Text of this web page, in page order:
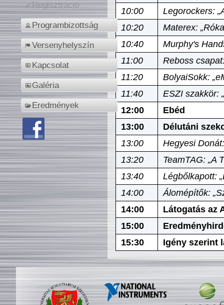
Regisztráció
Programbizottság
Versenyhelyszín
Kapcsolat
Galéria
Eredmények
10:00
Legorockers:
10:20
Materex:
10:40
Murphy's
11:00
Reboss
11:20
BolyaiSokk:
11:40
ESZI szakkör:
12:00
Ebéd
13:00
Délutáni
13:00
Hegyesi
13:20
TeamTAG: „A
13:40
Légbőlkapott:
14:00
Álomépítők:
14:00
Látogatás az
15:00
15:30
Igény szerint